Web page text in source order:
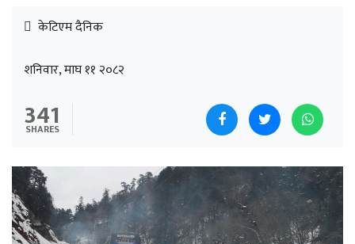
केटिएम दैनिक
शनिवार, माघ ११ २०८२
341
SHARES